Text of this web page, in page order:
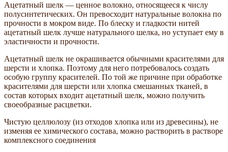
Ацетатный шелк — ценное волокно, относящееся к числу
полусинтетических. Он превосходит натуральные волокна по
прочности в мокром виде. По блеску и гладкости нитей
ацетатный шелк лучше натурального шелка, но уступает ему в
эластичности и прочности.
Ацетатный шелк не окрашивается обычными красителями для
шерсти и хлопка. Поэтому для него потребовалось создать
особую группу красителей. По той же причине при обработке
красителями для шерсти или хлопка смешанных тканей, в
состав которых входит ацетатный шелк, можно получить
своеобразные расцветки.
Чистую целлюлозу (из отходов хлопка или из древесины), не
изменяя ее химического состава, можно растворить в растворе
комплексного соединения